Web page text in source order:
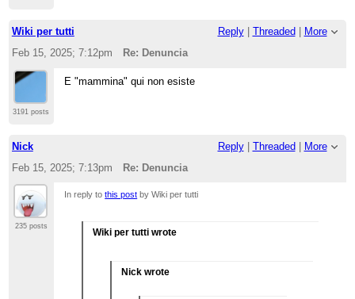
scritto deve stare attento a cosa
scrive, perchè denunce molto più
circostanziate le rischia lui.
(Secondo me farebbero bene)
un avvocato?
Wiki per tutti Reply| Threaded
More
Feb 15, 2025; 7:12pm
Re: Denuncia
3191 posts
E "mammina" qui non esiste
Nick Reply| Threaded | More
Feb 15, 2025; 7:13pm
Re: Denuncia
235 posts
In reply tothis post by Wiki per tutti
Wiki per tutti wrote
Nick wrote